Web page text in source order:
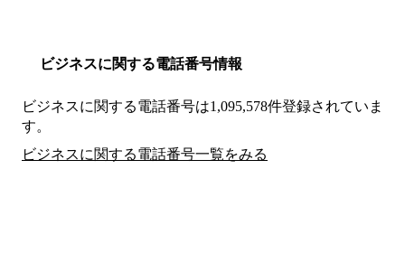
ビジネスに関する電話番号情報
ビジネスに関する電話番号は1,095,578件登録されていま
す。
ビジネスに関する電話番号一覧をみる